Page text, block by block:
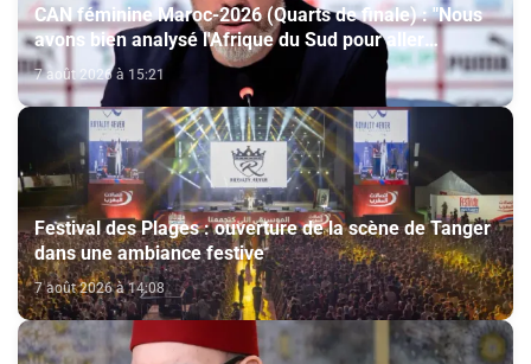
CAN féminine Maroc-2026 (Quarts de finale) : "Nous
avons bien analysé l'Afrique du Sud pour aller
chercher la victoire" (Jorge Vilda)
7 août 2026 à 15:21
Festival des Plages : ouverture de la scène de Tanger
dans une ambiance festive
7 août 2026 à 14:08